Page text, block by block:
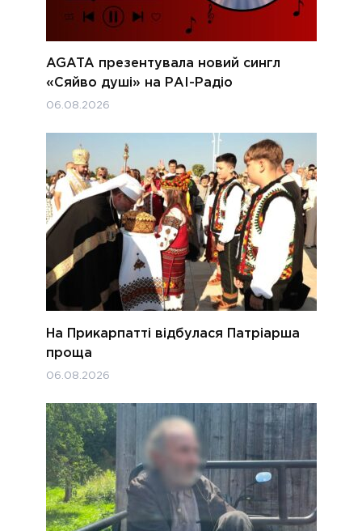
AGATA презентувала новий сингл
«Сяйво душі» на РАІ-Радіо
06.08.2026
На Прикарпатті відбулася Патріарша
проща
06.08.2026